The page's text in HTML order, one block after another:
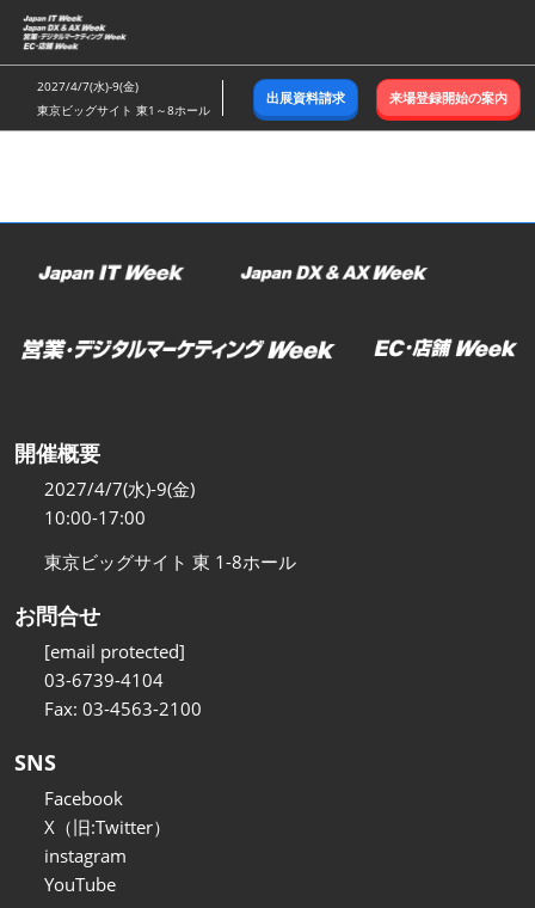
ス
キ
ッ
し
む
2027/4/7(水)-9(金)
東京ビッグサイト 東1～8ホール
出展資料請求 来場登録開始の案内
開催概要
2027/4/7(水)-9(金)
10:00-17:00
東京ビッグサイト 東 1-8ホール
お問合せ
[email protected]
03-6739-4104
Fax: 03-4563-2100
SNS
Facebook
X（旧:Twitter）
instagram
YouTube